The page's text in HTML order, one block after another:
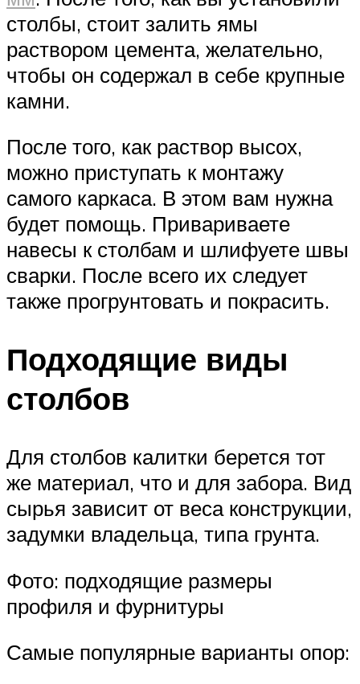
столбы, стоит залить ямы
раствором цемента, желательно,
чтобы он содержал в себе крупные
камни.
После того, как раствор высох,
можно приступать к монтажу
самого каркаса. В этом вам нужна
будет помощь. Привариваете
навесы к столбам и шлифуете швы
сварки. После всего их следует
также прогрунтовать и покрасить.
Подходящие виды
столбов
Для столбов калитки берется тот
же материал, что и для забора. Вид
сырья зависит от веса конструкции,
задумки владельца, типа грунта.
Фото: подходящие размеры
профиля и фурнитуры
Самые популярные варианты опор: